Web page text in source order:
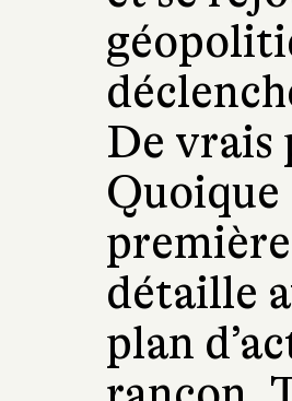
De vrais
Quoique
détaille
plan